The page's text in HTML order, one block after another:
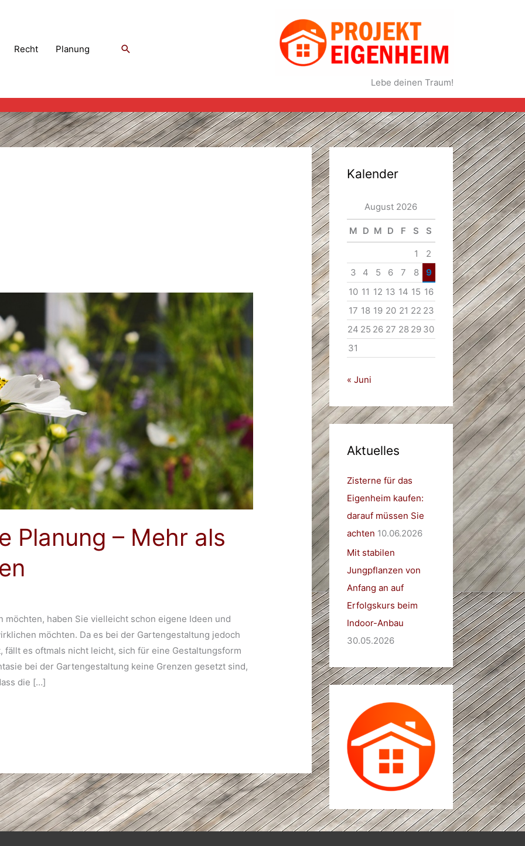
Lebe deinen Traum!
Recht Planung Suchen
Planung – Mehr als
möchten, haben Sie vielleicht schon eigene Ideen und
möchten. Da es bei der Gartengestaltung jedoch
es oftmals nicht leicht, sich für eine Gestaltungsform
bei der Gartengestaltung keine Grenzen gesetzt sind,
die […]
Kalender
August 2026
M D M D F S S
1
2
3
4 5 6 7 8
9
10 11 12 13 14 15 16
17 18 19 20 21 22 23
24 25 26 27 28 29 30
31
« Juni
Aktuelles
Zisterne für das
Eigenheim kaufen:
darauf müssen Sie
achten 10.06.2026
Mit stabilen
Jungpflanzen von
Anfang an auf
Erfolgskurs beim
Indoor-Anbau
30.05.2026